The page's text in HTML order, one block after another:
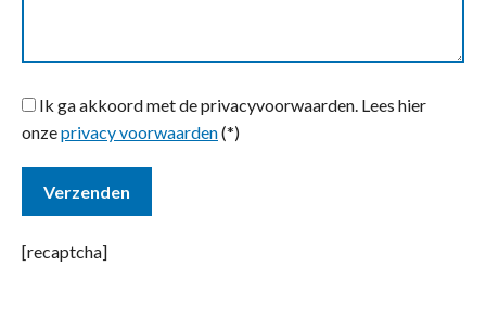
Ik ga akkoord met de privacyvoorwaarden. Lees hier
onzeprivacy voorwaarden(*)
[recaptcha]